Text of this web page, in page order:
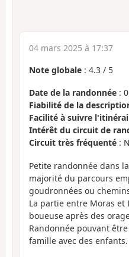
04 mars 2025 à 17:37
Note globale : 4.3 / 5
Date de la randonnée :
Fiabilité de la
Facilité à suivre
Intérêt du circuit de
Circuit très fréquenté :
Petite randonnée dans
majorité du parcours
goudronnées ou
La partie entre Moras et
boueuse après des
Randonnée pouvant
famille avec des enfants.